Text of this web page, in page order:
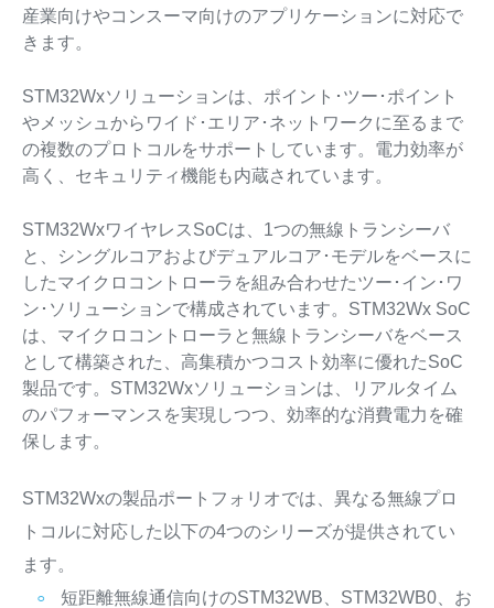
産業向けやコンスーマ向けのアプリケーションに対応で
きます。
STM32Wxソリューションは、ポイント･ツー･ポイント
やメッシュからワイド･エリア･ネットワークに至るまで
の複数のプロトコルをサポートしています。電力効率が
高く、セキュリティ機能も内蔵されています。
STM32WxワイヤレスSoCは、1つの無線トランシーバ
と、シングルコアおよびデュアルコア･モデルをベースに
したマイクロコントローラを組み合わせたツー･イン･ワ
ン･ソリューションで構成されています。STM32Wx SoC
は、マイクロコントローラと無線トランシーバをベース
として構築された、高集積かつコスト効率に優れたSoC
製品です。STM32Wxソリューションは、リアルタイム
のパフォーマンスを実現しつつ、効率的な消費電力を確
保します。
STM32Wxの製品ポートフォリオでは、異なる無線プロ
トコルに対応した以下の4つのシリーズが提供されてい
ます。
短距離無線通信向けのSTM32WB、STM32WB0、お